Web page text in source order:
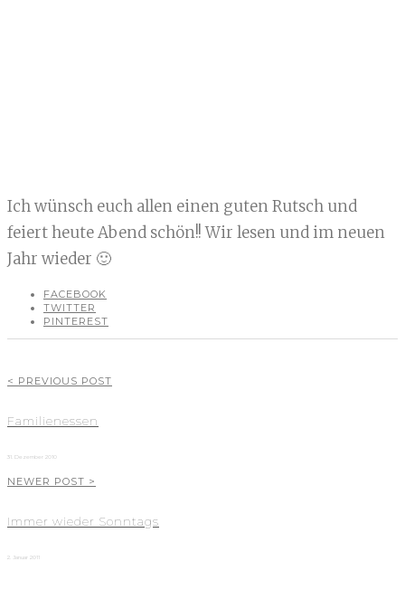
Ich wünsch euch allen einen guten Rutsch und
feiert heute Abend schön!! Wir lesen und im neuen
Jahr wieder 🙂
FACEBOOK
TWITTER
PINTEREST
< PREVIOUS POST
Familienessen
31. Dezember 2010
NEWER POST >
Immer wieder Sonntags
2. Januar 2011